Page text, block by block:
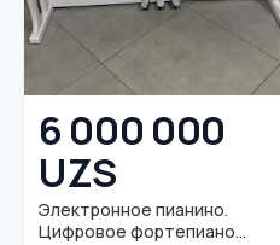
6 000 000
UZS
Электронное пианино.
Цифровое фортепиано...